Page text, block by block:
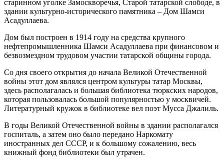
старинном уголке Замоскворечья, Старой татарской слободе, в
здании культурно-исторического памятника – Дом Шамси
Асадуллаева.
Дом был построен в 1914 году на средства крупного
нефтепромышленника Шамси Асадуллаева при финансовом и
безвозмездном трудовом участии татарской общины города.
Со дня своего открытия до начала Великой Отечественной
войны этот дом являлся центром культуры татар Москвы,
здесь располагалась и большая библиотека тюркских народов,
которая пользовалась большой популярностью у москвичей.
Литературный кружок в библиотеке вел поэт Мусса Джалиль.
В годы Великой Отечественной войны в здании располагался
госпиталь, а затем оно было передано Наркомату
иностранных дел СССР, и к большому сожалению, весь
книжный фонд библиотеки был утрачен.